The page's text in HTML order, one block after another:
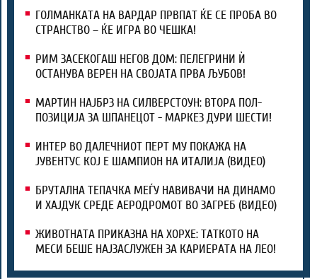
ГОЛМАНКАТА НА ВАРДАР ПРВПАТ ЌЕ СЕ ПРОБА ВО
СТРАНСТВО – ЌЕ ИГРА ВО ЧЕШКА!
РИМ ЗАСЕКОГАШ НЕГОВ ДОМ: ПЕЛЕГРИНИ Ѝ
ОСТАНУВА ВЕРЕН НА СВОЈАТА ПРВА ЉУБОВ!
МАРТИН НАЈБРЗ НА СИЛВЕРСТОУН: ВТОРА ПОЛ-
ПОЗИЦИЈА ЗА ШПАНЕЦОТ - МАРКЕЗ ДУРИ ШЕСТИ!
ИНТЕР ВО ДАЛЕЧНИОТ ПЕРТ МУ ПОКАЖА НА
ЈУВЕНТУС КОЈ Е ШАМПИОН НА ИТАЛИЈА (ВИДЕО)
БРУТАЛНА ТЕПАЧКА МЕЃУ НАВИВАЧИ НА ДИНАМО
И ХАЈДУК СРЕДЕ АЕРОДРОМОТ ВО ЗАГРЕБ (ВИДЕО)
ЖИВОТНАТА ПРИКАЗНА НА ХОРХЕ: ТАТКОТО НА
МЕСИ БЕШЕ НАЈЗАСЛУЖЕН ЗА КАРИЕРАТА НА ЛЕО!